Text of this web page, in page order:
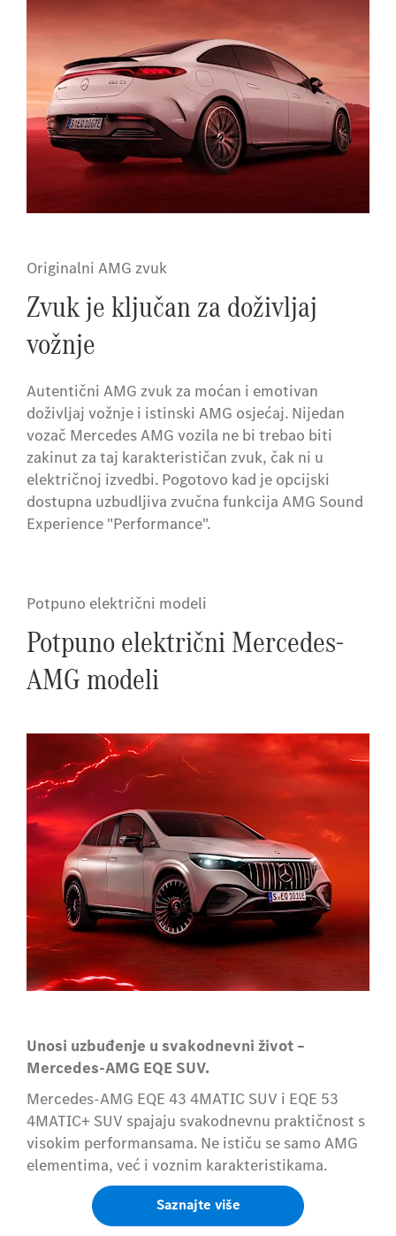
Originalni AMG zvuk
Zvuk je ključan za doživljaj
vožnje
Autentični AMG zvuk za moćan i emotivan
doživljaj vožnje i istinski AMG osjećaj. Nijedan
vozač Mercedes AMG vozila ne bi trebao biti
zakinut za taj karakterističan zvuk, čak ni u
električnoj izvedbi. Pogotovo kad je opcijski
dostupna uzbudljiva zvučna funkcija AMG Sound
Experience "Performance".
Potpuno električni modeli
Potpuno električni Mercedes-
AMG modeli
Unosi uzbuđenje u svakodnevni život –
Mercedes-AMG EQE SUV.
Mercedes-AMG EQE 43 4MATIC SUV i EQE 53
4MATIC+ SUV spajaju svakodnevnu praktičnost s
visokim performansama. Ne ističu se samo AMG
elementima, već i voznim karakteristikama.
Saznajte više